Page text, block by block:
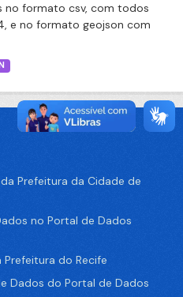
no formato csv, com todos
e no formato geojson com
Prefeitura da Cidade de
no Portal de Dados
do Recife
Dados do Portal de Dados